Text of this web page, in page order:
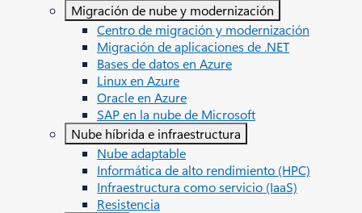
Migración de nube y modernización
Centro de migración y modernización
Migración de aplicaciones de .NET
Bases de datos en Azure
Linux en Azure
Oracle en Azure
SAP en la nube de Microsoft
Nube híbrida e infraestructura
Nube adaptable
Informática de alto rendimiento (HPC)
Infraestructura como servicio (IaaS)
Resistencia